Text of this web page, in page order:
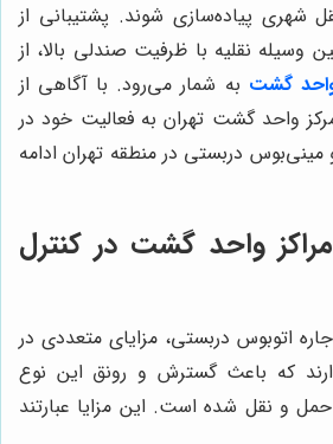
شهری پیاده‌سازی شوند. پشتیبانی از
وسیله نقلیه با ظرفیت صندلی بالا، از
گشت به شمار می‌رود. با آگاهی از
واحد گشت تهران به فعالیت خود در
دربستی در منطقه تهران ادامه
واحد گشت در کنترل
اتوبوس دربستی، مزایای متعددی در
که باعث گسترش و رونق این نوع
و نقل شده است. این مزایا عبارتند